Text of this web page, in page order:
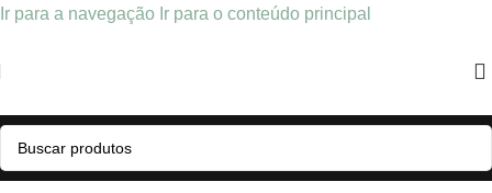
Ir para a navegação Ir para o conteúdo principal